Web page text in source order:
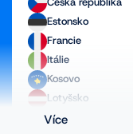
Estonsko
Francie
Itálie
Kosovo
Lotyšsko
Maďarsko
Více